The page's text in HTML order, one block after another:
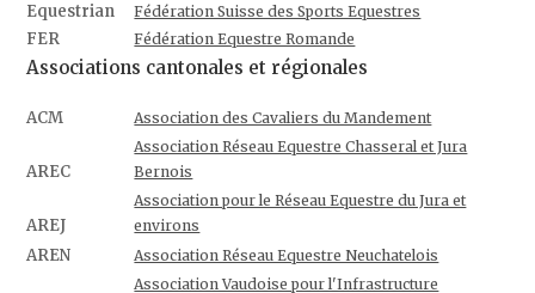
Equestrian
Fédération Suisse des Sports Equestres
FER Fédération Equestre Romande
Associations cantonales et régionales
ACM Association des Cavaliers du Mandement
AREC
Association Réseau Equestre Chasseral et Jura
Bernois
AREJ
Association pour le Réseau Equestre du Jura et
environs
AREN Association Réseau Equestre Neuchatelois
Association Vaudoise pour l'Infrastructure